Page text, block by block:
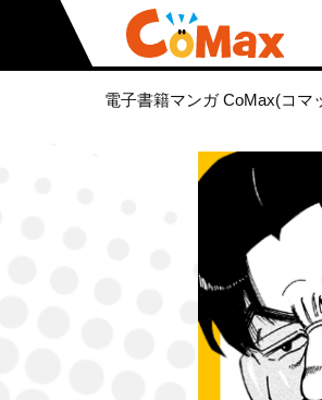
電子書籍マンガ CoMax(コマ